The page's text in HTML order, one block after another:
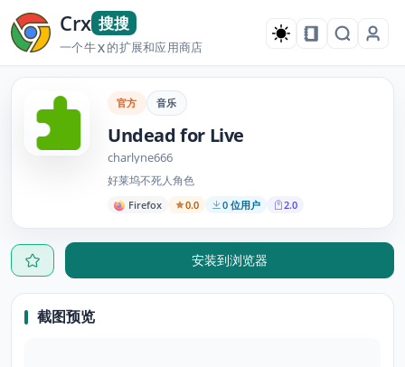
Crx 搜搜
一个牛X的扩展和应用商店
官方 音乐
Undead for Live
charlyne666
好莱坞不死人角色
Firefox 0.0 0 位用户 2.0
安装到浏览器
截图预览